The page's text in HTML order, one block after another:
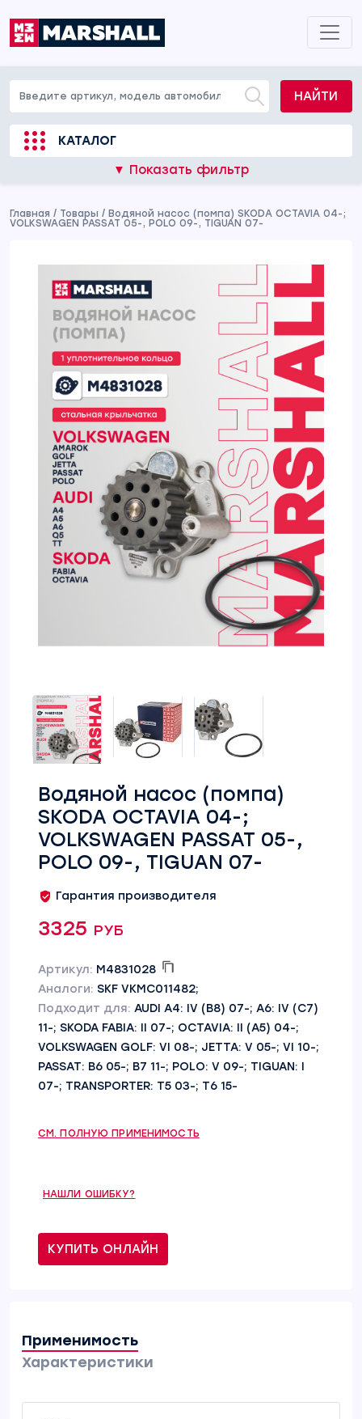
НАЙТИ
КАТАЛОГ
▼ Показать фильтр
Главная / Товары / Водяной насос (помпа) SKODA OCTAVIA 04-;
VOLKSWAGEN PASSAT 05-, POLO 09-, TIGUAN 07-
Водяной насос (помпа)
SKODA OCTAVIA 04-;
VOLKSWAGEN PASSAT 05-,
POLO 09-, TIGUAN 07-
Гарантия производителя
3325 руб
Артикул: M4831028
Аналоги: SKF VKMC011482;
Подходит для: AUDI A4: IV (B8) 07-; A6: IV (C7)
11-; SKODA FABIA: II 07-; OCTAVIA: II (A5) 04-;
VOLKSWAGEN GOLF: VI 08-; JETTA: V 05-; VI 10-;
PASSAT: B6 05-; B7 11-; POLO: V 09-; TIGUAN: I
07-; TRANSPORTER: T5 03-; T6 15-
СМ. ПОЛНУЮ ПРИМЕНИМОСТЬ
НАШЛИ ОШИБКУ?
КУПИТЬ ОНЛАЙН
Применимость
Характеристики